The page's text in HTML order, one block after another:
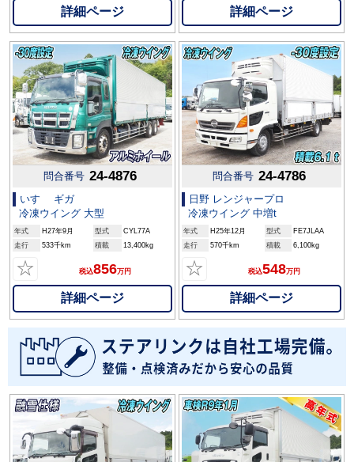
詳細ページ 詳細ページ
問合番号 24-4876
いすゞ ギガ
冷凍ウイング 大型
年式 H27年9月 型式
CYL77A
走行
533千km 積載 13,400kg
☆ 税込856万円
詳細ページ
問合番号 24-4786
日野 レンジャープロ
冷凍ウイング 中増t
年式 H25年12月 型式
FE7JLAA
走行
570千km 積載 6,100kg
☆ 税込548万円
詳細ページ